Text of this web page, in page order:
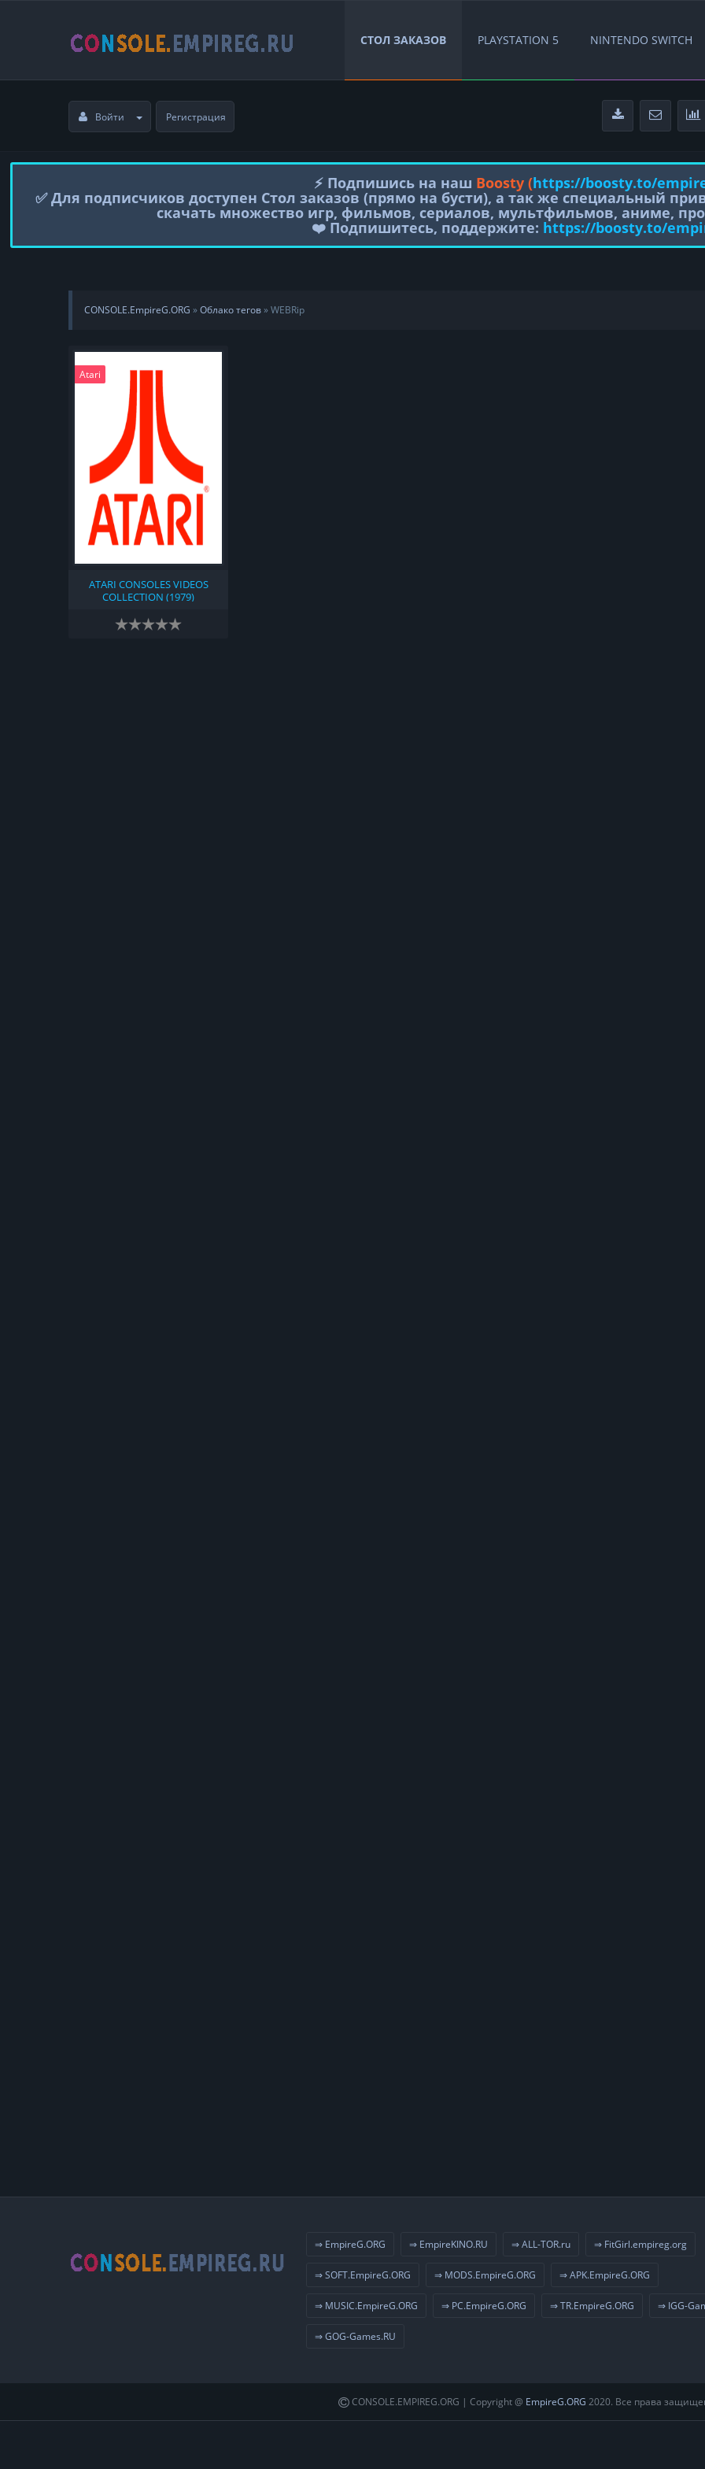
СТОЛ ЗАКАЗОВ PLAYSTATION 5 NINTENDO SWITCH
Войти Регистрация
⚡️ Подпишись на наш Boosty (https://boosty.to/
✅ Для подписчиков доступен Стол заказов (прямо на бусти), а так же специальный
скачать множество игр, фильмов, сериалов, мультфильмов, аниме,
❤️ Подпишитесь, поддержите: https://boosty.to/
CONSOLE.EmpireG.ORG »Облако тегов» WEBRip
Atari
ATARI CONSOLES VIDEOS
COLLECTION (1979)
⇒ EmpireG.ORG ⇒ EmpireKINO.RU ⇒ ALL-TOR.ru ⇒ FitGirl.empireg.org
⇒ SOFT.EmpireG.ORG ⇒ MODS.EmpireG.ORG ⇒ APK.EmpireG.ORG
⇒ MUSIC.EmpireG.ORG ⇒ PC.EmpireG.ORG ⇒ TR.EmpireG.ORG ⇒ IGG-
⇒ GOG-Games.RU
CONSOLE.EMPIREG.ORG | Copyright @ EmpireG.ORG 2020. Все права